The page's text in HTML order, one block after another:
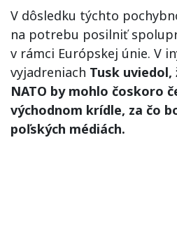
V dôsledku týchto
na potrebu posilniť
v rámci Európskej únie. V
vyjadreniach Tusk uviedol,
NATO by mohlo čoskoro
východnom krídle, za čo
poľských médiách.